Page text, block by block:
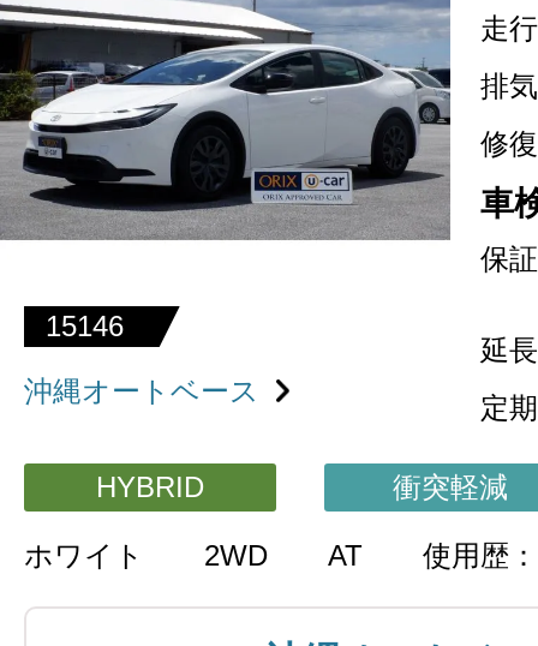
15146
沖縄オートベース
走
排
修
車
保証
延
定
HYBRID 衝突軽減
ホワイト 2WD AT 使用歴